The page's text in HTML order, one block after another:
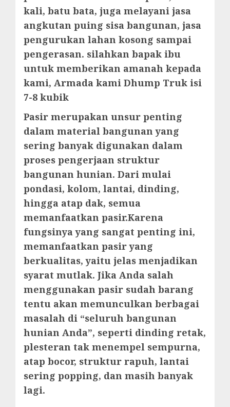
kali, batu bata, juga melayani jasa
angkutan puing sisa bangunan, jasa
pengurukan lahan kosong sampai
pengerasan. silahkan bapak ibu
untuk memberikan amanah kepada
kami, Armada kami Dhump Truk isi
7-8 kubik
Pasir merupakan unsur penting
dalam material bangunan yang
sering banyak digunakan dalam
proses pengerjaan struktur
bangunan hunian. Dari mulai
pondasi, kolom, lantai, dinding,
hingga atap dak, semua
memanfaatkan pasir.Karena
fungsinya yang sangat penting ini,
memanfaatkan pasir yang
berkualitas, yaitu jelas menjadikan
syarat mutlak. Jika Anda salah
menggunakan pasir sudah barang
tentu akan memunculkan berbagai
masalah di “seluruh bangunan
hunian Anda”, seperti dinding retak,
plesteran tak menempel sempurna,
atap bocor, struktur rapuh, lantai
sering popping, dan masih banyak
lagi.